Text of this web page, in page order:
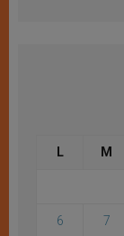
L M
6 7